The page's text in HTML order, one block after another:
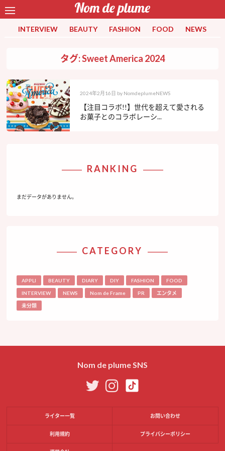
INTERVIEW BEAUTY FASHION FOOD NEWS
タグ: Sweet America 2024
2024年2月16日 by NomdeplumeNEWS
【注目コラボ!!】世代を超えて愛される
お菓子とのコラボレーシ...
RANKING
まだデータがありません。
CATEGORY
APPLI BEAUTY DIARY DIY FASHION FOOD
INTERVIEW NEWS Nom de Frame PR エンタメ
未分類
Nom de plume SNS
ライター一覧 お問い合わせ
利用規約 プライバシーポリシー